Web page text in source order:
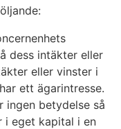
dess intäkter eller
eller vinster i
ett ägarintresse.
ingen betydelse så
i eget kapital i en